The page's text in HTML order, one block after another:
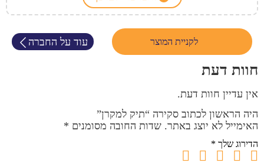
לקניית המוצר עוד על החברה
חוות דעת
אין עדיין חוות דעת.
היה הראשון לכתוב סקירה “תיק למקרן”
האימייל לא יוצג באתר. שדות החובה מסומנים *
הדירוג שלך *